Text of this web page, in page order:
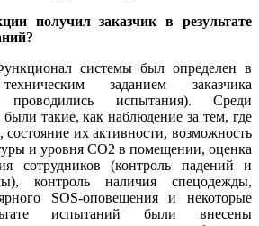
получил заказчик в результате
системы был определен в
заданием заказчика
проводились испытания). Среди
такие, как наблюдение за тем, где
состояние их активности, возможность
и уровня СО2 в помещении, оценка
сотрудников (контроль падений и
контроль наличия спецодежды,
SOS-оповещения и некоторые
испытаний были внесены